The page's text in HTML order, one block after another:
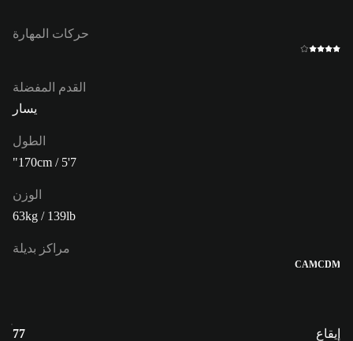
حركات المهارة
القدم المفضلة
يسار
الطول
170cm / 5'7"
الوزن
63kg / 139lb
مراكز بديلة
CDM
CAM
إيقاع
77